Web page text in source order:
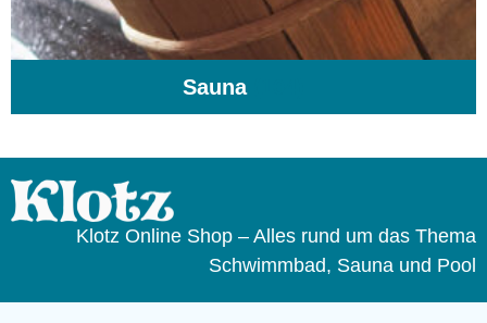
Sauna
Klotz Online Shop – Alles rund um das Thema
Schwimmbad, Sauna und Pool